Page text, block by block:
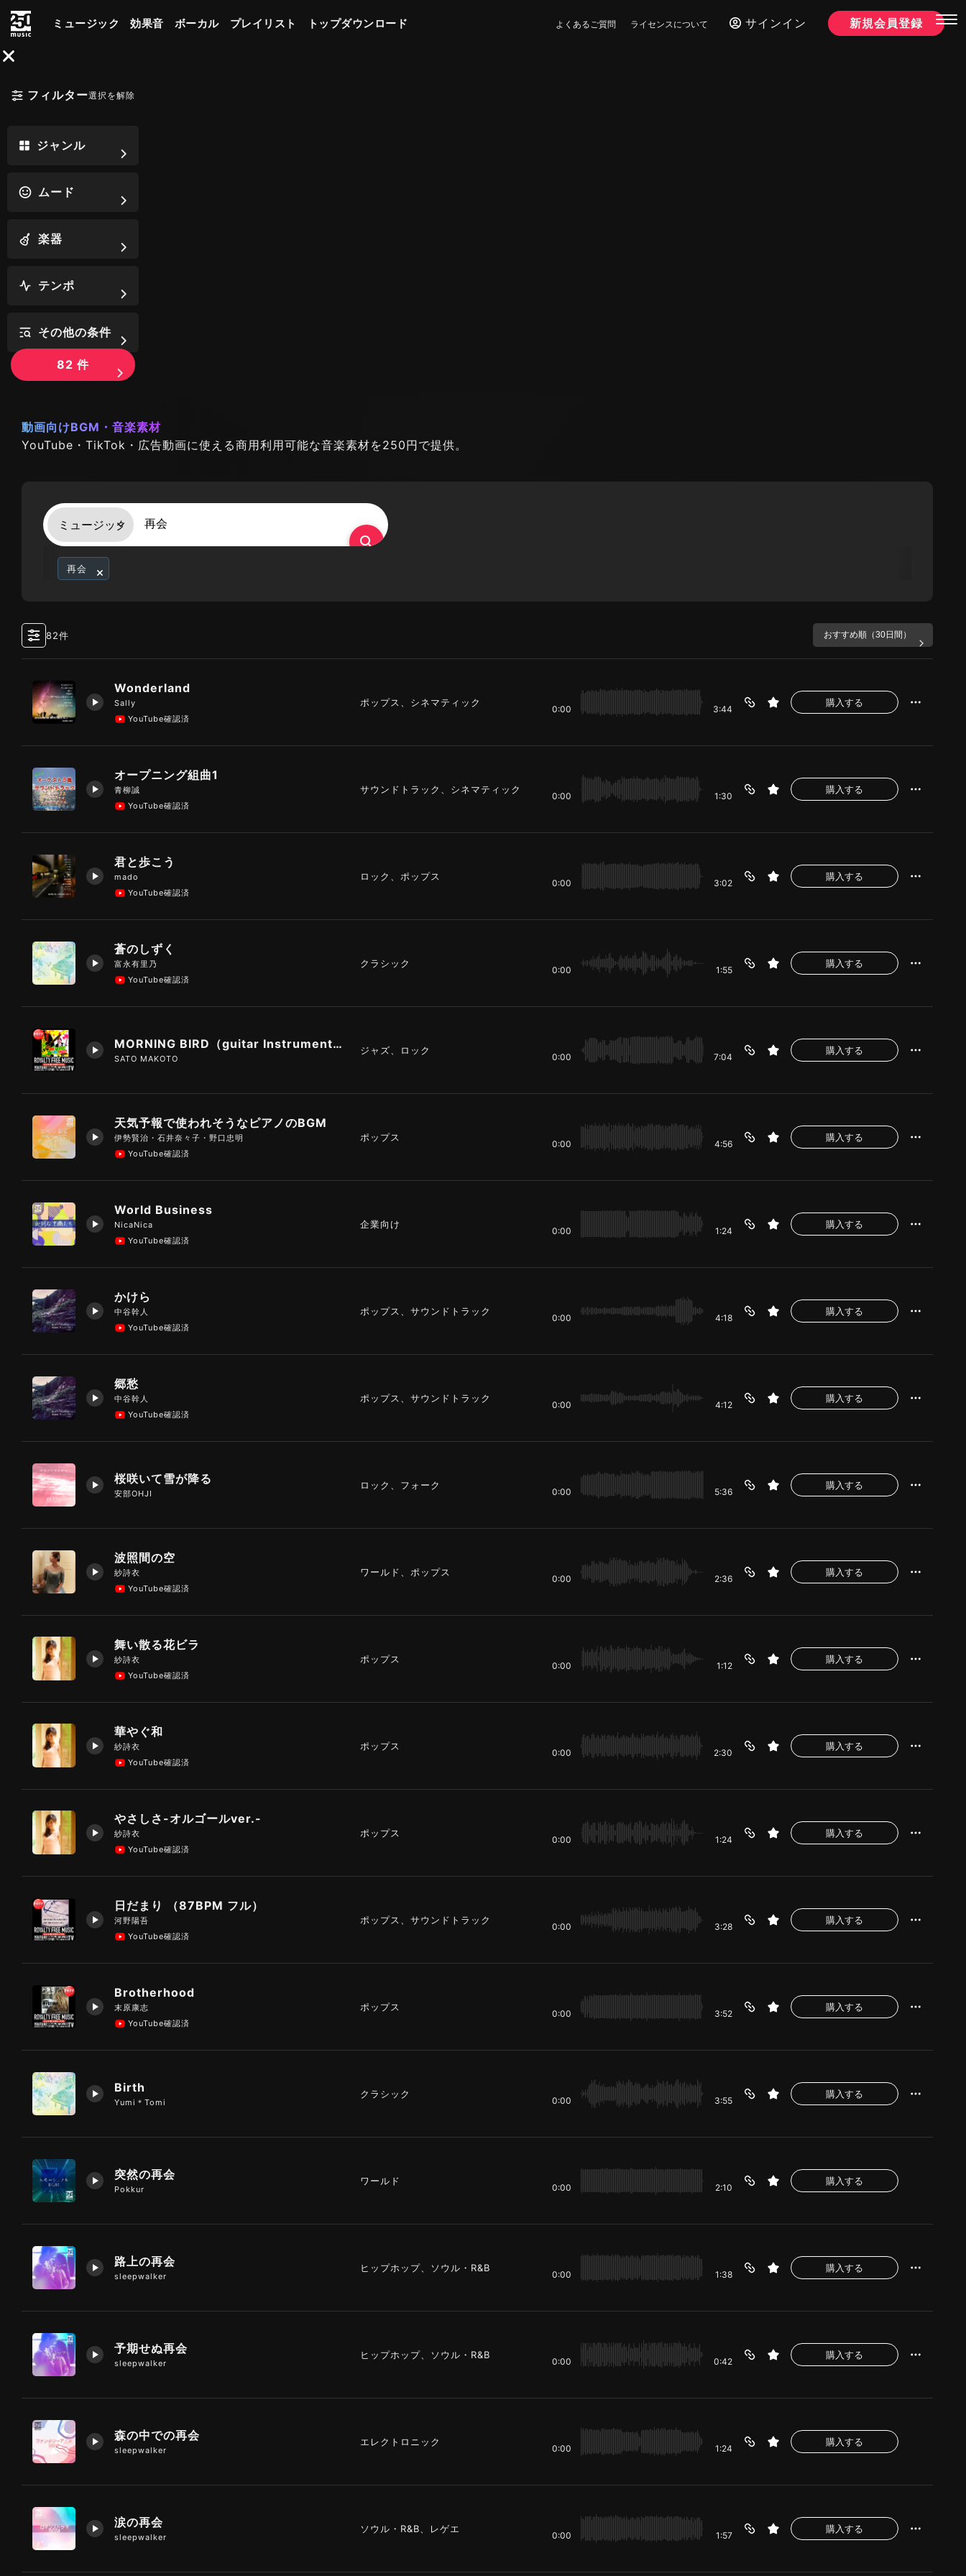
ミュージック 効果音 ボーカル プレイリスト トップダウンロード よくあるご質問 ライセンスについて サインイン 新規会員登録
フィルター選択を解除
ジャンル
ムード
楽器
テンポ
その他の条件
82 件
動画向けBGM・音楽素材
YouTube・TikTok・広告動画に使える商用利用可能な音楽素材を250円で提供。
再会
82件
Wonderland
Sally
YouTube確認済
ポップス、シネマティック
0:00 3:44
購入する
オープニング組曲1
青柳誠
YouTube確認済
サウンドトラック、シネマティック
0:00 1:30
購入する
君と歩こう
mado
YouTube確認済
ロック、ポップス
0:00 3:02
購入する
蒼のしずく
富永有里乃
YouTube確認済
クラシック
0:00 1:55
購入する
MORNING BIRD（guitar Instrumental)
SATO MAKOTO
ジャズ、ロック
0:00 7:04
購入する
天気予報で使われそうなピアノのBGM
伊勢賢治・石井奈々子・野口忠明
YouTube確認済
ポップス
0:00 4:56
購入する
World Business
NicaNica
YouTube確認済
企業向け
0:00 1:24
購入する
かけら
中谷幹人
YouTube確認済
ポップス、サウンドトラック
0:00 4:18
購入する
郷愁
中谷幹人
YouTube確認済
ポップス、サウンドトラック
0:00 4:12
購入する
桜咲いて雪が降る
安部OHJI
ロック、フォーク
0:00 5:36
購入する
波照間の空
紗詩衣
YouTube確認済
ワールド、ポップス
0:00 2:36
購入する
舞い散る花ビラ
紗詩衣
YouTube確認済
ポップス
0:00 1:12
購入する
華やぐ和
紗詩衣
YouTube確認済
ポップス
0:00 2:30
購入する
やさしさ-オルゴールver.-
紗詩衣
YouTube確認済
ポップス
0:00 1:24
購入する
日だまり （87BPM フル）
河野陽吾
YouTube確認済
ポップス、サウンドトラック
0:00 3:28
購入する
Brotherhood
末原康志
YouTube確認済
ポップス
0:00 3:52
購入する
Birth
Yumi＊Tomi
クラシック
0:00 3:55
購入する
突然の再会
Pokkur
ワールド
0:00 2:10
購入する
路上の再会
sleepwalker
ヒップホップ、ソウル・R&B
0:00 1:38
購入する
予期せぬ再会
sleepwalker
ヒップホップ、ソウル・R&B
0:00 0:42
購入する
森の中での再会
sleepwalker
エレクトロニック
0:00 1:24
購入する
涙の再会
sleepwalker
ソウル・R&B、レゲエ
0:00 1:57
購入する